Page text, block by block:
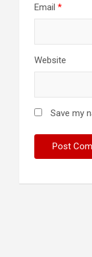
Email *
Website
Save my